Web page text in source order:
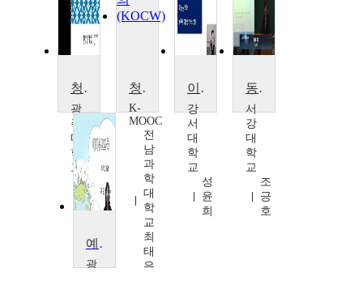
청소년 심리 및 상담
광
주
대
학
교
류
정
희
청소년심리및상담
K-
MOOC
전
남
과
학
대
학
교
최
태
은
이상심리학
강
서
대
학
교
성
윤
희
동양심리학
서
강
대
학
교
조
긍
호
예비부모교육
광